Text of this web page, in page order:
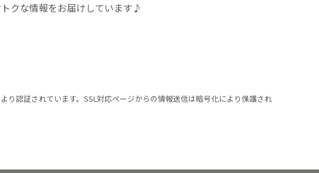
クな情報をお届けしています♪
り認証されています。SSL対応ページからの情報送信は暗号化により保護され